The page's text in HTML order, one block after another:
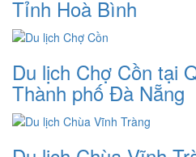
Tỉnh Hoà Bình
Du lịch Chợ Cồn tại
Thành phố Đà Nẵng